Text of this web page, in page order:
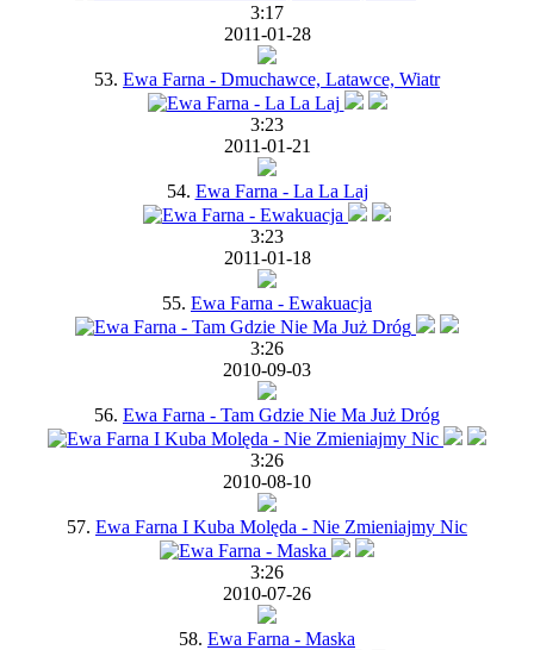
3:17
2011-01-28
53. Ewa Farna - Dmuchawce, Latawce, Wiatr
3:23
2011-01-21
54. Ewa Farna - La La Laj
3:23
2011-01-18
55. Ewa Farna - Ewakuacja
3:26
2010-09-03
56. Ewa Farna - Tam Gdzie Nie Ma Już Dróg
3:26
2010-08-10
57. Ewa Farna I Kuba Molęda - Nie Zmieniajmy Nic
3:26
2010-07-26
58. Ewa Farna - Maska